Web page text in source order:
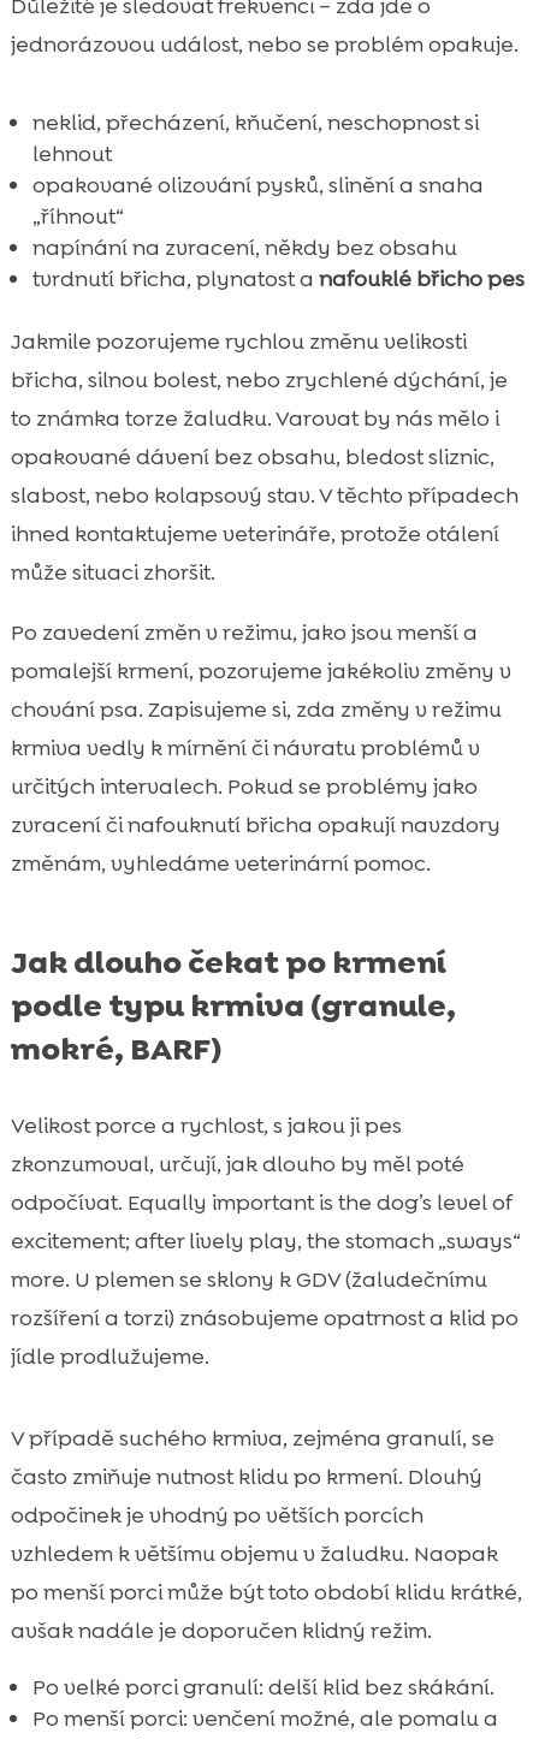
Důležité je sledovat frekvenci – zda jde o
jednorázovou událost, nebo se problém opakuje.
neklid, přecházení, kňučení, neschopnost si
lehnout
opakované olizování pysků, slinění a snaha
„říhnout“
napínání na zvracení, někdy bez obsahu
tvrdnutí břicha, plynatost a nafouklé břicho pes
Jakmile pozorujeme rychlou změnu velikosti
břicha, silnou bolest, nebo zrychlené dýchání, je
to známka torze žaludku. Varovat by nás mělo i
opakované dávení bez obsahu, bledost sliznic,
slabost, nebo kolapsový stav. V těchto případech
ihned kontaktujeme veterináře, protože otálení
může situaci zhoršit.
Po zavedení změn v režimu, jako jsou menší a
pomalejší krmení, pozorujeme jakékoliv změny v
chování psa. Zapisujeme si, zda změny v režimu
krmiva vedly k mírnění či návratu problémů v
určitých intervalech. Pokud se problémy jako
zvracení či nafouknutí břicha opakují navzdory
změnám, vyhledáme veterinární pomoc.
Jak dlouho čekat po krmení
podle typu krmiva (granule,
mokré, BARF)
Velikost porce a rychlost, s jakou ji pes
zkonzumoval, určují, jak dlouho by měl poté
odpočívat. Equally important is the dog’s level of
excitement; after lively play, the stomach „sways“
more. U plemen se sklony k GDV (žaludečnímu
rozšíření a torzi) znásobujeme opatrnost a klid po
jídle prodlužujeme.
V případě suchého krmiva, zejména granulí, se
často zmiňuje nutnost klidu po krmení. Dlouhý
odpočinek je vhodný po větších porcích
vzhledem k většímu objemu v žaludku. Naopak
po menší porci může být toto období klidu krátké,
avšak nadále je doporučen klidný režim.
Po velké porci granulí: delší klid bez skákání.
Po menší porci: venčení možné, ale pomalu a